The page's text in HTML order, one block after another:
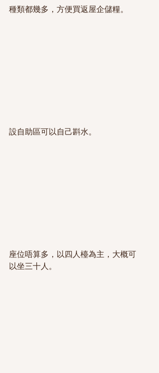
種類都幾多，方便買返屋企儲糧。
設自助區可以自己斟水。
座位唔算多，以四人檯為主，大概可
以坐三十人。